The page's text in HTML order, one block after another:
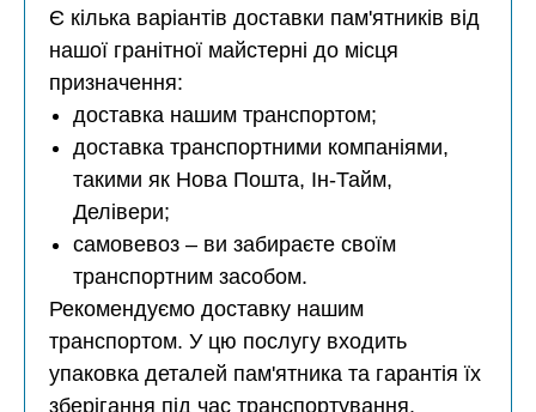
Є кілька варіантів доставки пам'ятників від
нашої гранітної майстерні до місця
призначення:
доставка нашим транспортом;
доставка транспортними компаніями,
такими як Нова Пошта, Ін-Тайм,
Делівери;
самовевоз – ви забираєте своїм
транспортним засобом.
Рекомендуємо доставку нашим
транспортом. У цю послугу входить
упаковка деталей пам'ятника та гарантія їх
зберігання під час транспортування.